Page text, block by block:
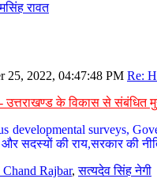
रावत
25, 2022, 04:47:48 PM Re:
उत्तराखण्ड के विकास से संबंधित
developmental surveys,
और सदस्यों की राय,सरकार की
Rajbar,सत्यदेव सिंह नेगी